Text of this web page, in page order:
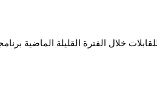
خلال الفترة القليلة الماضية